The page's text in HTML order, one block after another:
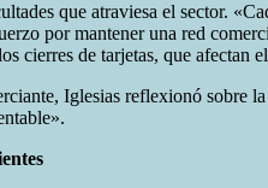
que atraviesa el sector.
por mantener una red
cierres de tarjetas, que afectan
Iglesias reflexionó sobre